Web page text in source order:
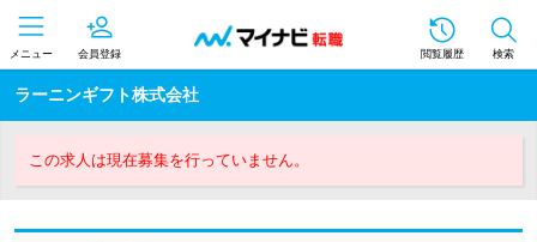
メニュー 会員登録 閲覧履歴 検索
ラーニンギフト株式会社
この求人は現在募集を行っていません。